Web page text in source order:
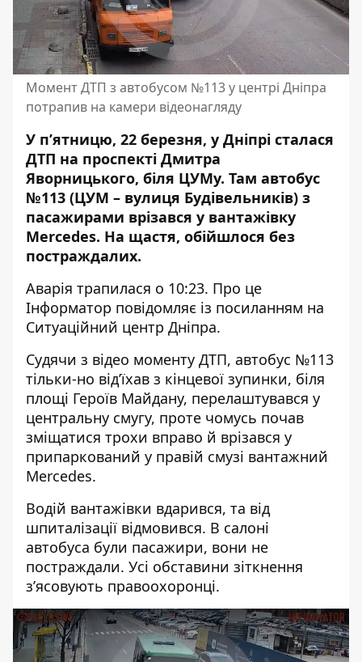
Момент ДТП з автобусом №113 у центрі Дніпра
потрапив на камери відеонагляду
У п’ятницю, 22 березня, у Дніпрі сталася
ДТП на проспекті Дмитра
Яворницького, біля ЦУМу. Там автобус
№113 (ЦУМ – вулиця Будівельників) з
пасажирами врізався у вантажівку
Mercedes. На щастя, обійшлося без
постраждалих.
Аварія трапилася о 10:23. Про це
Інформатор повідомляє із посиланням на
Ситуаційний центр Дніпра.
Судячи з відео моменту ДТП, автобус №113
тільки-но від’їхав з кінцевої зупинки, біля
площі Героїв Майдану, перелаштувався у
центральну смугу, проте чомусь почав
зміщатися трохи вправо й врізався у
припаркований у правій смузі вантажний
Mercedes.
Водій вантажівки вдарився, та від
шпиталізації відмовився. В салоні
автобуса були пасажири, вони не
постраждали. Усі обставини зіткнення
з’ясовують правоохоронці.